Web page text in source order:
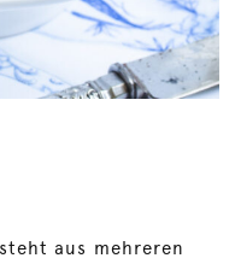
aus mehreren